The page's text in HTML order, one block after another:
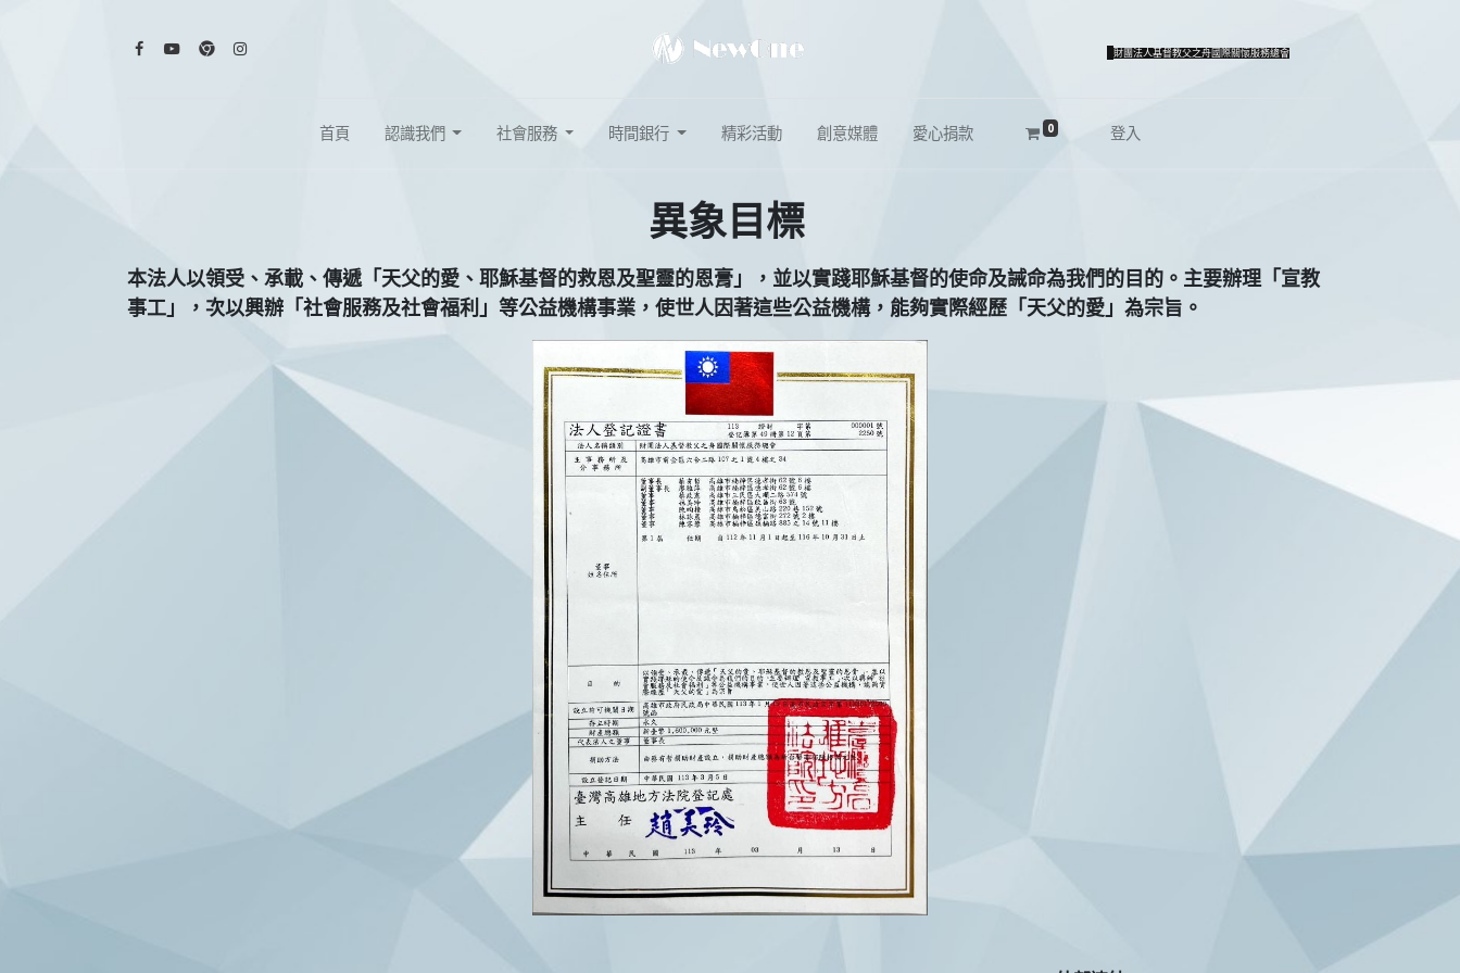
財團法人基督教父之舟國際關懷服務總會
首頁 認識我們 社會服務 時間銀行 精彩活動 創意媒體 愛心捐款 0 登入
異象目標
本法人以領受、承載、傳遞「天父的愛、耶穌基督的救恩及聖靈的恩膏」，並以實踐耶穌基督的使命及誡命為我們的目的。主要辦理「宣教
事工」，次以興辦「社會服務及社會福利」等公益機構事業，使世人因著這些公益機構，能夠實際經歷「天父的愛」為宗旨。